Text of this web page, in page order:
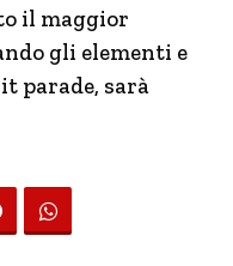
il maggior
gli elementi e
parade, sarà